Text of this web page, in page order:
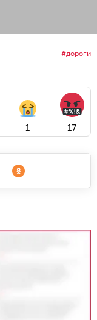
дороги
1 17